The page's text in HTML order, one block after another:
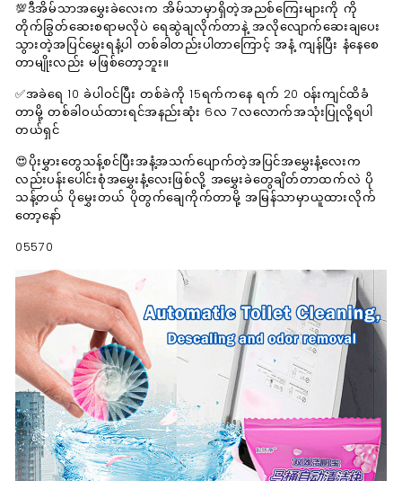
💯ဒီအိမ်သာအမွှေးခဲလေးက အိမ်သာမှာရှိတဲ့အညစ်ကြေးများကို ကို
တိုက်ခြွတ်ဆေးစရာမလိုပဲ ရေဆွဲချလိုက်တာနဲ့ အလိုလျောက်ဆေးချပေး
သွားတဲ့အပြင်မွှေးရနံ့ပါ တစ်ခါတည်းပါတာကြောင့် အနံ့ ကျန်ပြီး နံနေစေ
တာမျိုးလည်း မဖြစ်တော့ဘူး။
✅အခဲရေ 10 ခဲပါဝင်ပြီး တစ်ခဲကို 15ရက်ကနေ ရက် 20 ၀န်းကျင်ထိခံ
တာမို့ တစ်ခါဝယ်ထားရင်အနည်းဆုံး 6လ 7လလောက်အသုံးပြုလို့ရပါ
တယ်ရှင်
😍ပိုးမွှားတွေသန့်စင်ပြီးအနံ့အသက်ပျောက်တဲ့အပြင်အမွှေးနံ့လေးက
လည်းပန်းပေါင်းစုံအမွှေးနံ့လေးဖြစ်လို့ အမွှေးခဲတွေချိတ်တာထက်လဲ ပို
သန့်တယ် ပိုမွှေးတယ် ပိုတွက်ချေကိုက်တာမို့ အမြန်သာမှာယူထားလိုက်
တော့နော်
05570